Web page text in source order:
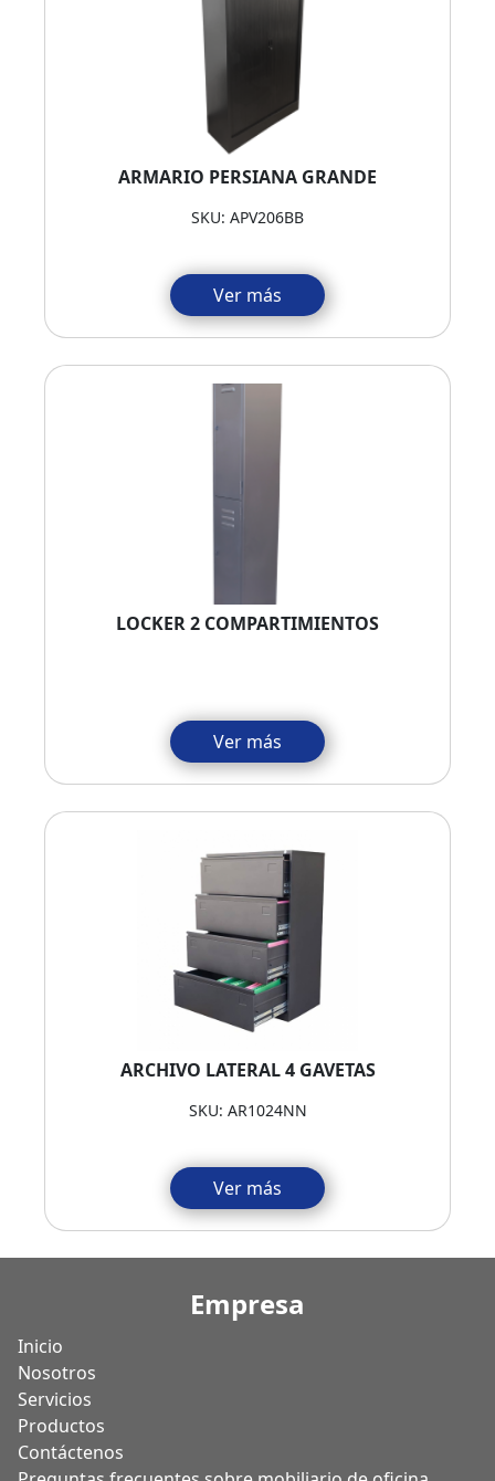
ARMARIO PERSIANA GRANDE
SKU: APV206BB
Ver más
LOCKER 2 COMPARTIMIENTOS
Ver más
ARCHIVO LATERAL 4 GAVETAS
SKU: AR1024NN
Ver más
Empresa
Inicio
Nosotros
Servicios
Productos
Contáctenos